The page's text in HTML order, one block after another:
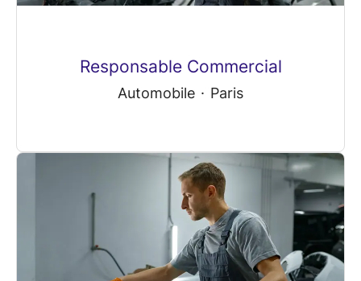
Responsable Commercial
Automobile · Paris